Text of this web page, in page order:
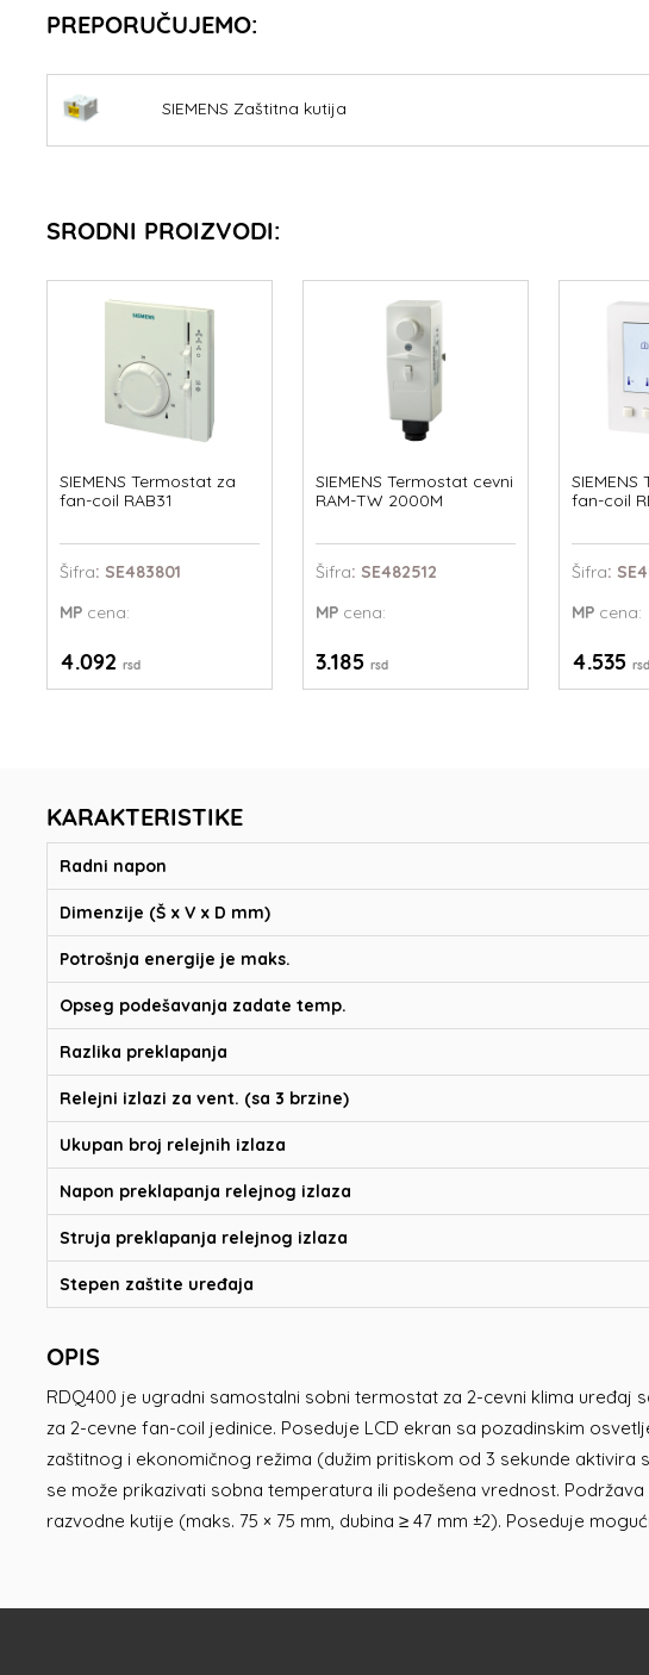
PREPORUČUJEMO:
SIEMENS Zaštitna kutija
SRODNI PROIZVODI:
SIEMENS Termostat za
fan-coil RAB31
Šifra: SE483801
MP cena:
4.092 rsd
SIEMENS Termostat cevni
RAM-TW 2000M
Šifra: SE482512
MP cena:
3.185rsd
fan-coil
Šifra:
MP cena:
4.535rsd
KARAKTERISTIKE
Radni napon
Dimenzije (Š x V x D mm)
Potrošnja energije je maks.
Opseg podešavanja zadate temp.
Razlika preklapanja
Relejni izlazi za vent. (sa 3 brzine)
Ukupan broj relejnih izlaza
Napon preklapanja relejnog izlaza
Struja preklapanja relejnog izlaza
Stepen zaštite uređaja
OPIS
RDQ400 je ugradni samostalni sobni termostat za 2-cevni klima
za 2-cevne fan-coil jedinice. Poseduje LCD ekran sa pozadinskim
zaštitnog i ekonomičnog režima (dužim pritiskom od 3 sekunde aktivira
se može prikazivati sobna temperatura ili podešena vrednost.
razvodne kutije (maks. 75 × 75 mm, dubina ≥ 47 mm ±2). Poseduje